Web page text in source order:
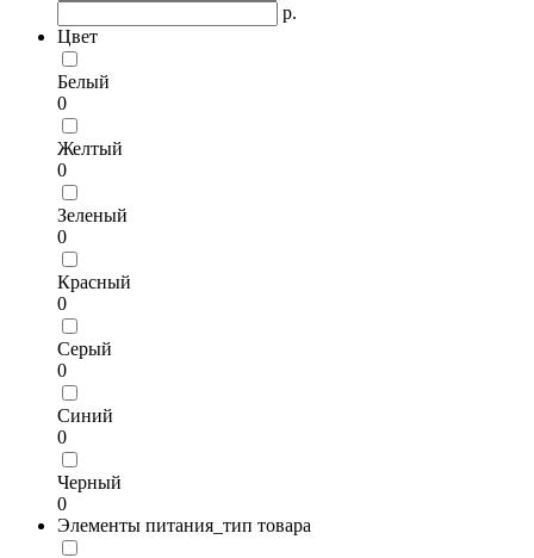
р.
Цвет
Белый
0
Желтый
0
Зеленый
0
Красный
0
Серый
0
Синий
0
Черный
0
Элементы питания_тип товара